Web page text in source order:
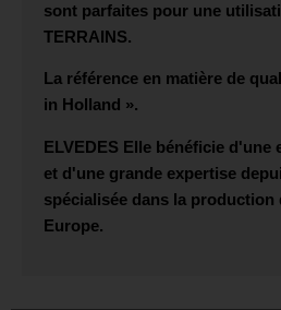
sont parfaites pour une
TERRAINS.
La référence en matière de
in Holland ».
ELVEDES Elle bénéficie d'une
et d'une grande expertise
spécialisée dans la production
Europe.